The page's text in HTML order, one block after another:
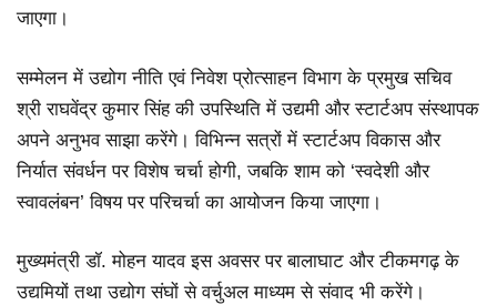
जाएगा।
सम्मेलन में उद्योग नीति एवं निवेश प्रोत्साहन विभाग के प्रमुख सचिव
श्री राघवेंद्र कुमार सिंह की उपस्थिति में उद्यमी और स्टार्टअप संस्थापक
अपने अनुभव साझा करेंगे। विभिन्न सत्रों में स्टार्टअप विकास और
निर्यात संवर्धन पर विशेष चर्चा होगी, जबकि शाम को ‘स्वदेशी और
स्वावलंबन’ विषय पर परिचर्चा का आयोजन किया जाएगा।
मुख्यमंत्री डॉ. मोहन यादव इस अवसर पर बालाघाट और टीकमगढ़ के
उद्यमियों तथा उद्योग संघों से वर्चुअल माध्यम से संवाद भी करेंगे।